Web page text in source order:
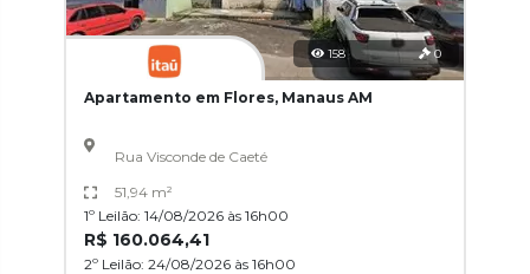
158 0
Apartamento em Flores, Manaus AM
Rua Visconde de Caeté
51,94 m²
1º Leilão: 14/08/2026 às 16h00
R$ 160.064,41
2º Leilão: 24/08/2026 às 16h00